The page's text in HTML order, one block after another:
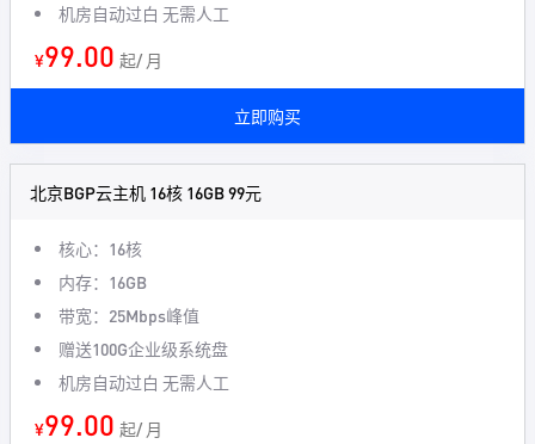
机房自动过白 无需人工
¥99.00 起/ 月
立即购买
北京BGP云主机 16核 16GB 99元
核心：16核
内存：16GB
带宽：25Mbps峰值
赠送100G企业级系统盘
机房自动过白 无需人工
¥99.00 起/ 月